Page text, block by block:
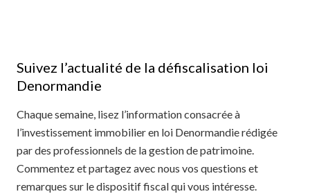
Suivez l’actualité de la défiscalisation loi
Denormandie
Chaque semaine, lisez l’information consacrée à
l’investissement immobilier en loi Denormandie rédigée
par des professionnels de la gestion de patrimoine.
Commentez et partagez avec nous vos questions et
remarques sur le dispositif fiscal qui vous intéresse.